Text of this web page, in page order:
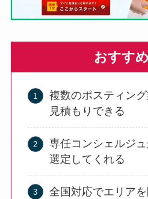
おすす
複数のポスティン
見積もりできる
専任コンシェルジ
選定してくれる
全国対応でエリア